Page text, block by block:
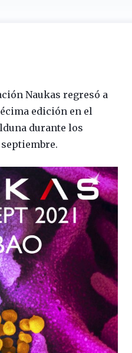
Naukas regresó a
edición en el
durante los
septiembre.